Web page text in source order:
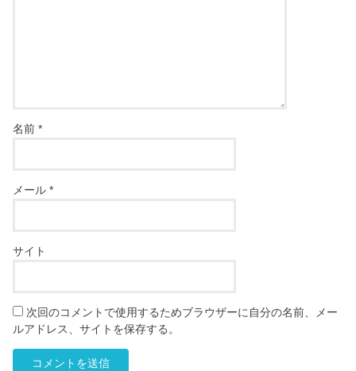
名前*
メール*
サイト
次回のコメントで使用するためブラウザーに自分の名前、メー
ルアドレス、サイトを保存する。